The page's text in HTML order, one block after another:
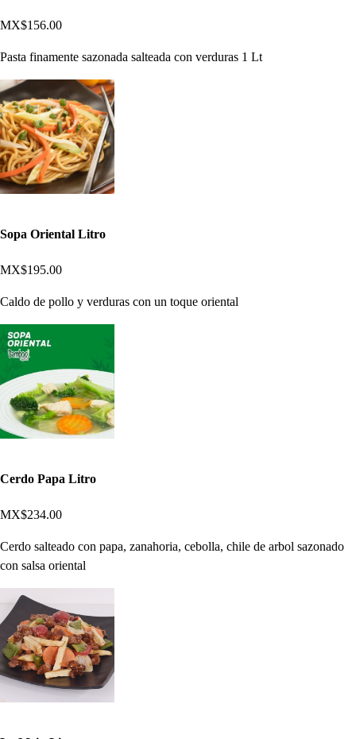
MX$156.00
Pasta finamente sazonada salteada con verduras 1 Lt
Sopa Oriental Litro
MX$195.00
Caldo de pollo y verduras con un toque oriental
Cerdo Papa Litro
MX$234.00
Cerdo salteado con papa, zanahoria, cebolla, chile de arbol sazonado
con salsa oriental